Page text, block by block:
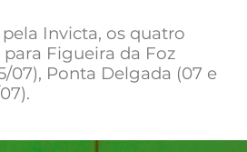
Invicta, os quatro
Figueira da Foz
07), Ponta Delgada (07 e